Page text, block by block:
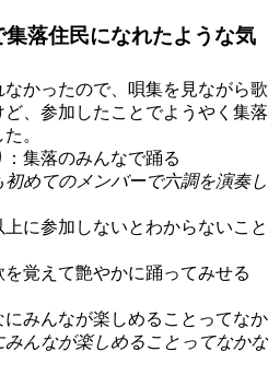
落住民になれたような気
かったので、唄集を見ながら歌
、参加したことでようやく集落
。
めてのメンバーで六調を演奏
に参加しないとわからないこと
覚えて艶やかに踊ってみせる
んなが楽しめることってなか